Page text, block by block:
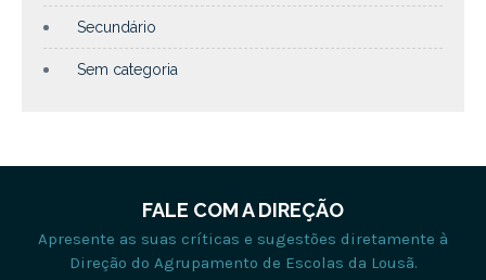
Secundário
Sem categoria
FALE COM A DIREÇÃO
Apresente as suas críticas e sugestões diretamente à
Direção do Agrupamento de Escolas da Lousã.